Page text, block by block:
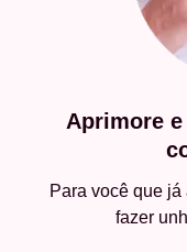
Aprimore
Para você que
fazer